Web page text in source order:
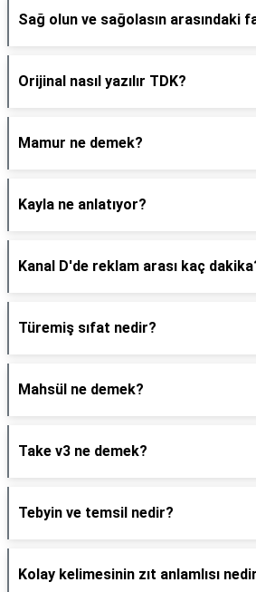
Sağ olun ve sağolasın arasındaki
Orijinal nasıl yazılır TDK?
Mamur ne demek?
Kayla ne anlatıyor?
Kanal D'de reklam arası kaç
Türemiş sıfat nedir?
Mahsül ne demek?
Take v3 ne demek?
Tebyin ve temsil nedir?
Kolay kelimesinin zıt anlamlısı